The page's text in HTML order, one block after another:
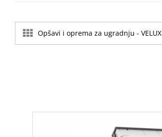
Opšavi i oprema za ugradnju - VELUX